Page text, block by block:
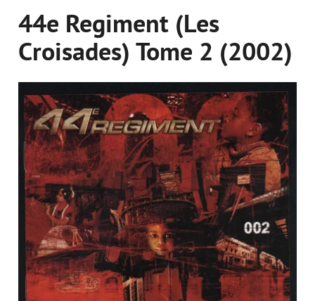
44e Regiment (Les
Croisades) Tome 2 (2002)